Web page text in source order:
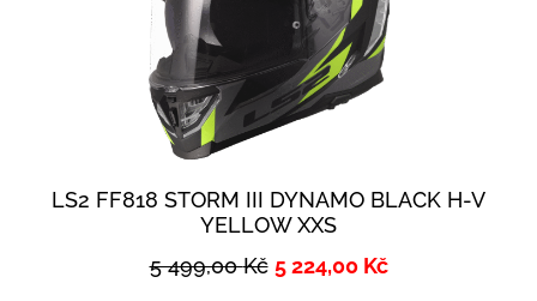
LS2 FF818 STORM III DYNAMO BLACK H-V
YELLOW XXS
5 499,00Kč 5 224,00 Kč